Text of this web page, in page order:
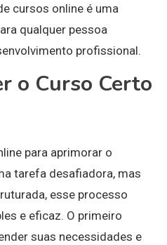
cursos online é uma
qualquer pessoa
profissional.
o Curso Certo
para aprimorar o
tarefa desafiadora, mas
esse processo
e eficaz. O primeiro
suas necessidades e